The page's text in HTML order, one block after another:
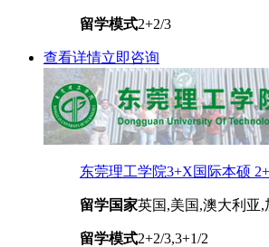
留学模式2+2/3
查看详情立即咨询
东莞理工学院3+X国际本硕
留学国家英国,美国,澳大利亚,
留学模式2+2/3,3+1/2